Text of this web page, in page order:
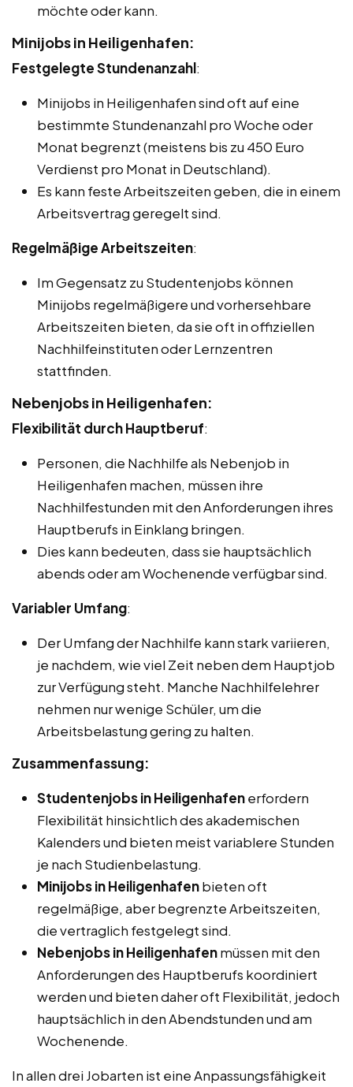
möchte oder kann.
Minijobs in Heiligenhafen:
Festgelegte Stundenanzahl:
Minijobs in Heiligenhafen sind oft auf eine
bestimmte Stundenanzahl pro Woche oder
Monat begrenzt (meistens bis zu 450 Euro
Verdienst pro Monat in Deutschland).
Es kann feste Arbeitszeiten geben, die in einem
Arbeitsvertrag geregelt sind.
Regelmäßige Arbeitszeiten:
Im Gegensatz zu Studentenjobs können
Minijobs regelmäßigere und vorhersehbare
Arbeitszeiten bieten, da sie oft in offiziellen
Nachhilfeinstituten oder Lernzentren
stattfinden.
Nebenjobs in Heiligenhafen:
Flexibilität durch Hauptberuf:
Personen, die Nachhilfe als Nebenjob in
Heiligenhafen machen, müssen ihre
Nachhilfestunden mit den Anforderungen ihres
Hauptberufs in Einklang bringen.
Dies kann bedeuten, dass sie hauptsächlich
abends oder am Wochenende verfügbar sind.
Variabler Umfang:
Der Umfang der Nachhilfe kann stark variieren,
je nachdem, wie viel Zeit neben dem Hauptjob
zur Verfügung steht. Manche Nachhilfelehrer
nehmen nur wenige Schüler, um die
Arbeitsbelastung gering zu halten.
Zusammenfassung:
Studentenjobs in Heiligenhafenerfordern
Flexibilität hinsichtlich des akademischen
Kalenders und bieten meist variablere Stunden
je nach Studienbelastung.
Minijobs in Heiligenhafenbieten oft
regelmäßige, aber begrenzte Arbeitszeiten,
die vertraglich festgelegt sind.
Nebenjobs in Heiligenhafenmüssen mit den
Anforderungen des Hauptberufs koordiniert
werden und bieten daher oft Flexibilität, jedoch
hauptsächlich in den Abendstunden und am
Wochenende.
In allen drei Jobarten ist eine Anpassungsfähigkeit